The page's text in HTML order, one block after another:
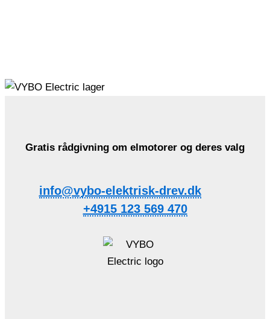
Gratis rådgivning om elmotorer og deres valg
info@vybo-elektrisk-drev.dk
+4915 123 569 470